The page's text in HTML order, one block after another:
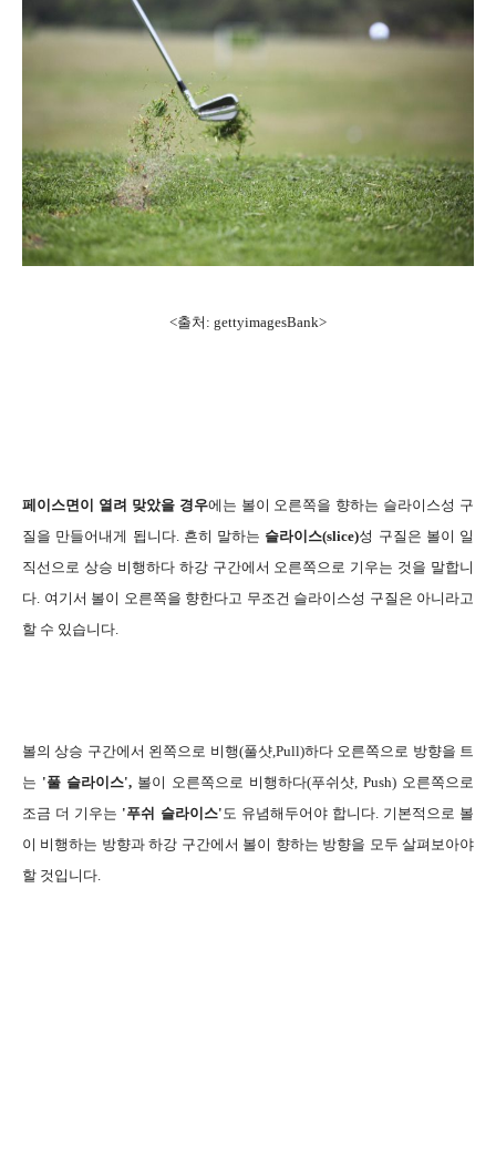
<출처: gettyimagesBank>
페이스면이 열려 맞았을 경우에는 볼이 오른쪽을 향하는 슬라이스성 구
질을 만들어내게 됩니다. 흔히 말하는 슬라이스(slice)성 구질은 볼이 일
직선으로 상승 비행하다 하강 구간에서 오른쪽으로 기우는 것을 말합니
다. 여기서 볼이 오른쪽을 향한다고 무조건 슬라이스성 구질은 아니라고
할 수 있습니다.
볼의 상승 구간에서 왼쪽으로 비행(풀샷,Pull)하다 오른쪽으로 방향을 트
는 '풀 슬라이스', 볼이 오른쪽으로 비행하다(푸쉬샷, Push) 오른쪽으로
조금 더 기우는 '푸쉬 슬라이스' 도 유념해두어야 합니다. 기본적으로 볼
이 비행하는 방향과 하강 구간에서 볼이 향하는 방향을 모두 살펴보아야
할 것입니다.